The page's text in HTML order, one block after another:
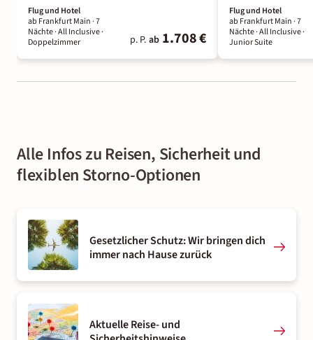
Flug und Hotel
ab Frankfurt Main ·7
Nächte· All Inclusive·
Doppelzimmer
p. P. ab 1.708 €
Flug und Hotel
ab Frankfurt Main ·7
Nächte· All Inclusive·
Junior Suite
Alle Infos zu Reisen, Sicherheit und
flexiblen Storno-Optionen
Gesetzlicher Schutz: Wir bringen dich
immer nach Hause zurück
Aktuelle Reise- und